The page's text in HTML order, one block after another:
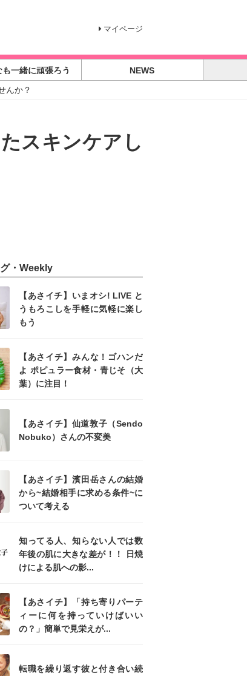
マイページ
一緒に頑張ろう
NEWS
んか？
スキンケアし
・Weekly
【あさイチ】いまオシ! LIVE と
うもろこしを手軽に気軽に楽し
もう
【あさイチ】みんな！ゴハンだ
よ ポピュラー食材・青じそ（大
葉）に注目！
【あさイチ】仙道敦子（Sendo
Nobuko）さんの不変美
【あさイチ】濱田岳さんの結婚
から~結婚相手に求める条件~に
ついて考える
知ってる人、知らない人では数
年後の肌に大きな差が！！ 日焼
けによる肌への影...
【あさイチ】「持ち寄りパーテ
ィーに何を持っていけばいい
の？」簡単で見栄えが...
転職を繰り返す彼と付き合い続